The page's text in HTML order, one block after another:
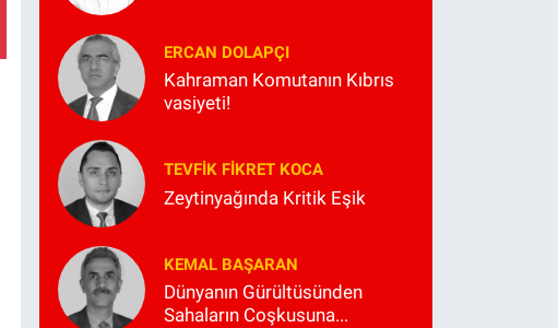
ERCAN DOLAPÇI
Kahraman Komutanın Kıbrıs
vasiyeti!
TEVFIK FIKRET KOCA
Zeytinyağında Kritik Eşik
KEMAL BAŞARAN
Dünyanın Gürültüsünden
Sahaların Coşkusuna...